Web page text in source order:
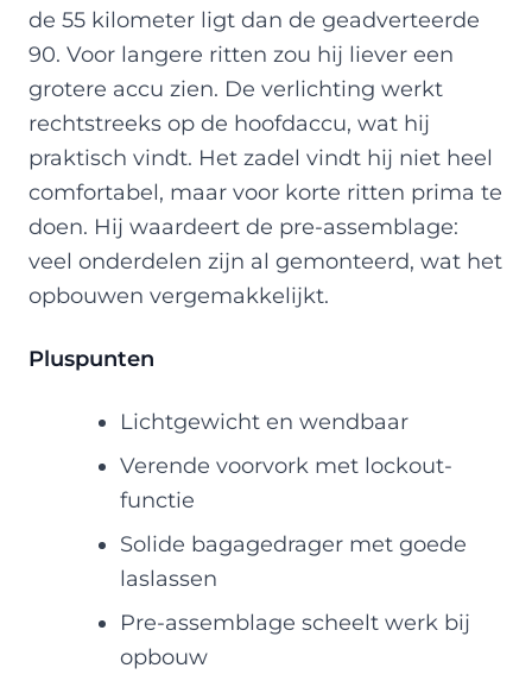
de 55 kilometer ligt dan de geadverteerde
90. Voor langere ritten zou hij liever een
grotere accu zien. De verlichting werkt
rechtstreeks op de hoofdaccu, wat hij
praktisch vindt. Het zadel vindt hij niet heel
comfortabel, maar voor korte ritten prima te
doen. Hij waardeert de pre-assemblage:
veel onderdelen zijn al gemonteerd, wat het
opbouwen vergemakkelijkt.
Pluspunten
Lichtgewicht en wendbaar
Verende voorvork met lockout-
functie
Solide bagagedrager met goede
laslassen
Pre-assemblage scheelt werk bij
opbouw